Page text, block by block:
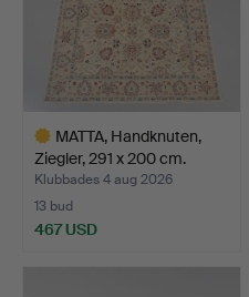
MATTA, Handknuten,
Ziegler, 291 x 200 cm.
Klubbades 4 aug 2026
13 bud
467 USD